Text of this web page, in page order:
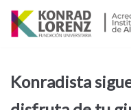
Saltar
al
Konradista